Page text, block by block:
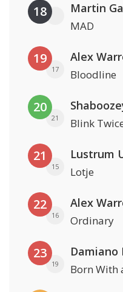
18 Martin
MAD
19
17
Alex
Bloodline
20
21 Blink
21
15 Lotje
22
16
Alex
Ordinary
23
19
Damiano
Born With